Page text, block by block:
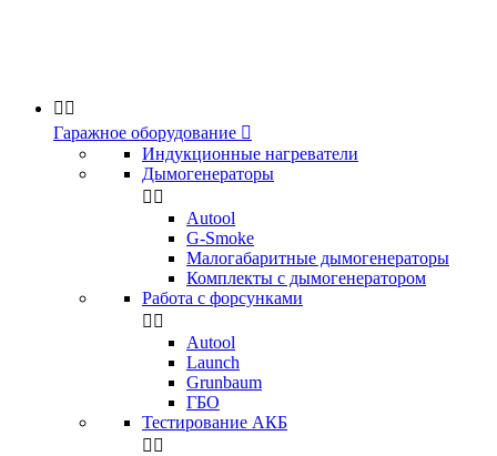
 
Гаражное оборудование 
Индукционные нагреватели
Дымогенераторы
 
Аutool
G-Smoke
Малогабаритные дымогенераторы
Комплекты с дымогенератором
Работа с форсунками
 
Autool
Launch
Grunbaum
ГБО
Тестирование АКБ
 